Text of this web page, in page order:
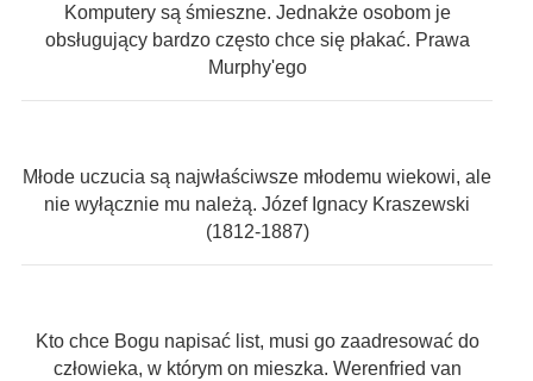
Komputery są śmieszne. Jednakże osobom je
obsługujący bardzo często chce się płakać. Prawa
Murphy'ego
Młode uczucia są najwłaściwsze młodemu wiekowi, ale
nie wyłącznie mu należą. Józef Ignacy Kraszewski
(1812-1887)
Kto chce Bogu napisać list, musi go zaadresować do
człowieka, w którym on mieszka. Werenfried van